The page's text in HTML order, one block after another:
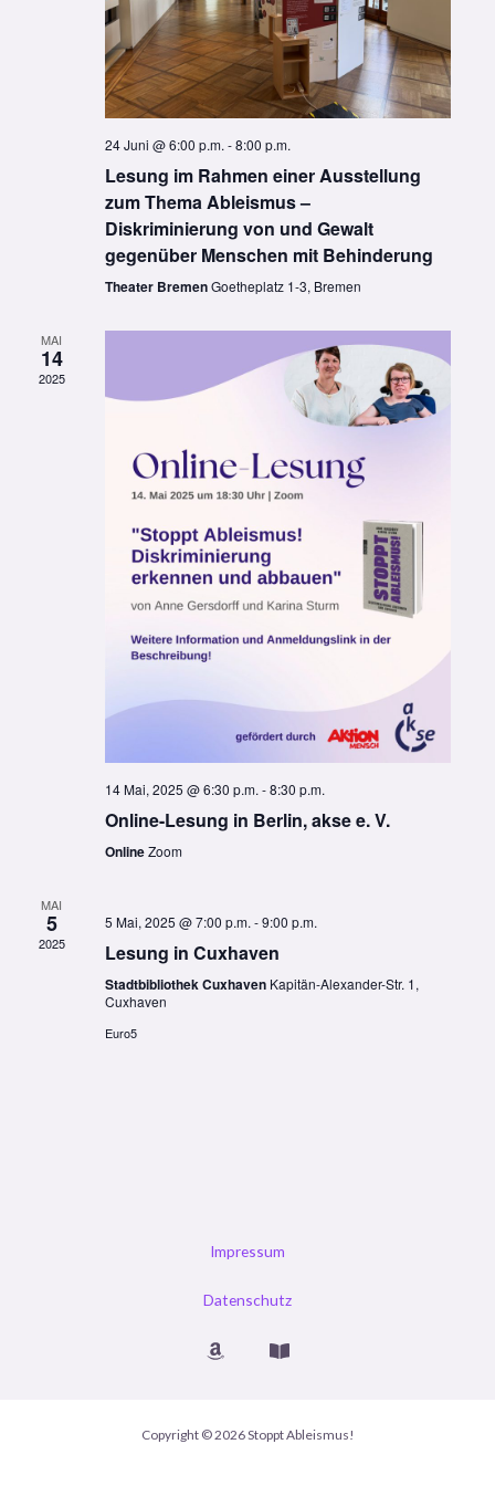
24 Juni @ 6:00 p.m. -8:00 p.m.
Lesung im Rahmen einer Ausstellung
zum Thema Ableismus –
Diskriminierung von und Gewalt
gegenüber Menschen mit Behinderung
Theater BremenGoetheplatz 1-3, Bremen
MAI
14
2025
14 Mai, 2025 @ 6:30 p.m. -8:30 p.m.
Online-Lesung in Berlin, akse e. V.
OnlineZoom
MAI
5
2025
5 Mai, 2025 @ 7:00 p.m. -9:00 p.m.
Lesung in Cuxhaven
Stadtbibliothek Cuxhaven Kapitän-Alexander-Str. 1,
Cuxhaven
Euro5
Impressum
Datenschutz
Copyright © 2026 Stoppt Ableismus!